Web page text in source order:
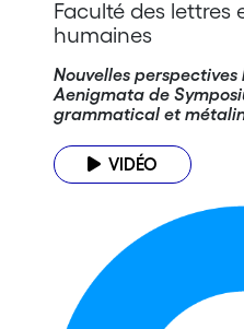
Faculté des lettres
humaines
Nouvelles perspectives
Aenigmata de
grammatical et
VIDÉO